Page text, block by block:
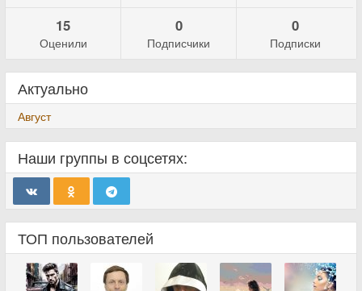
15
Оценили
0
Подписчики
0
Подписки
Актуально
Август
Наши группы в соцсетях:
ТОП пользователей